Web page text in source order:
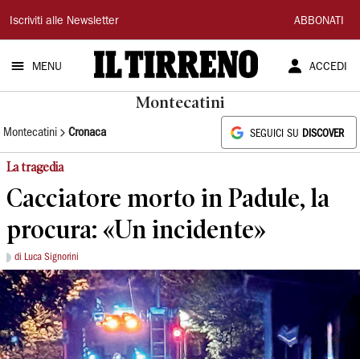
Il
Tirreno
Iscriviti alle Newsletter ABBONATI
MENU ACCEDI
Montecatini
Montecatini Cronaca SEGUICI SU DISCOVER
La tragedia
Cacciatore morto in Padule, la
procura: «Un incidente»
di Luca Signorini